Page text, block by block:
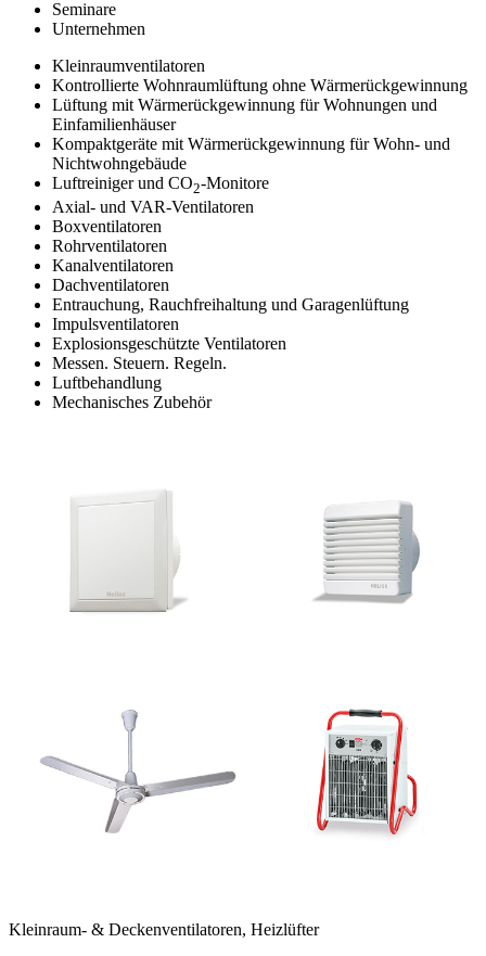
Seminare
Unternehmen
Kleinraumventilatoren
Kontrollierte Wohnraumlüftung ohne Wärmerückgewinnung
Lüftung mit Wärmerückgewinnung für Wohnungen und
Einfamilienhäuser
Kompaktgeräte mit Wärmerückgewinnung für Wohn- und
Nichtwohngebäude
Luftreiniger und CO2-Monitore
Axial- und VAR-Ventilatoren
Boxventilatoren
Rohrventilatoren
Kanalventilatoren
Dachventilatoren
Entrauchung, Rauchfreihaltung und Garagenlüftung
Impulsventilatoren
Explosionsgeschützte Ventilatoren
Messen. Steuern. Regeln.
Luftbehandlung
Mechanisches Zubehör
Kleinraum- & Deckenventilatoren, Heizlüfter